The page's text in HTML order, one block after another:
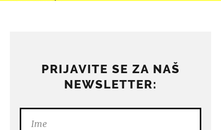
PRIJAVITE SE ZA NAŠ
NEWSLETTER: